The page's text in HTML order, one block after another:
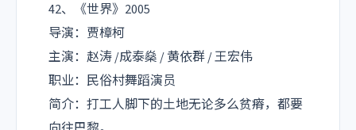
42、《世界》2005
导演：贾樟柯
主演：赵涛 /成泰燊 / 黄依群 / 王宏伟
职业：民俗村舞蹈演员
简介：打工人脚下的土地无论多么贫瘠，都要